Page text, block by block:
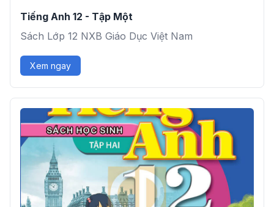
Tiếng Anh 12 - Tập Một
Sách Lớp 12 NXB Giáo Dục Việt Nam
Xem ngay